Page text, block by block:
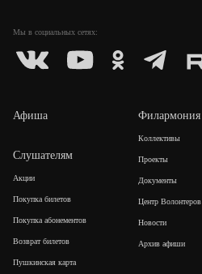
Мы в социальных сетях:
Афиша
Слушателям
Акции
Покупка билетов
Покупка абонементов
Возврат билетов
Пушкинская карта
Филармония
Коллективы
Проекты
Документы
Центр Волонтеров
Новости
Архив афиши